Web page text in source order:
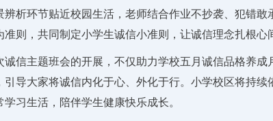
辨析环节贴近校园生活，老师结合作业不抄袭、犯错
准则，共同制定小学生诚信小准则，让诚信理念扎根心
诚信主题班会的开展，不仅助力学校五月诚信品格养
引导大家将诚信内化于心、外化于行。小学校区将持
学习生活，陪伴学生健康快乐成长。